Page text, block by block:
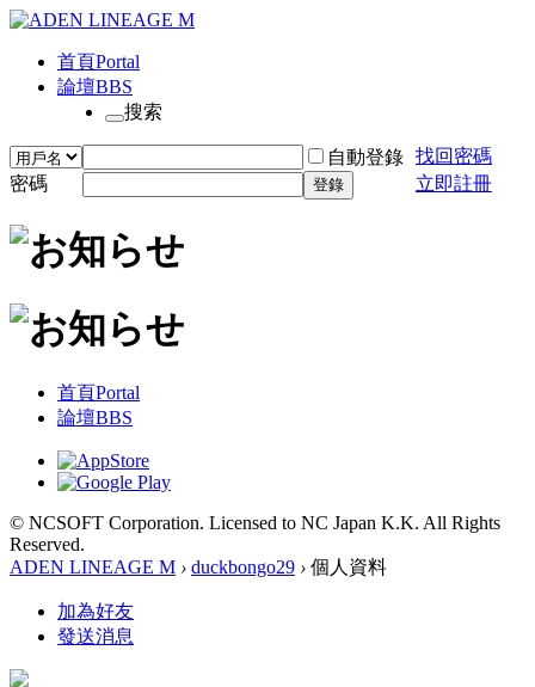
首頁Portal
論壇BBS
搜索
自動登錄 找回密碼
密碼
登錄 立即註冊
首頁Portal
論壇BBS
© NCSOFT Corporation. Licensed to NC Japan K.K. All Rights
Reserved.
ADEN LINEAGE M › duckbongo29 › 個人資料
加為好友
發送消息